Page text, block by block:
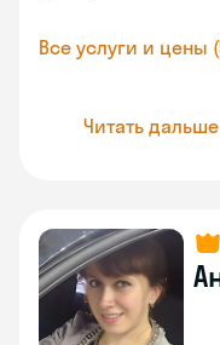
Все услуги и цены
Читать дальше